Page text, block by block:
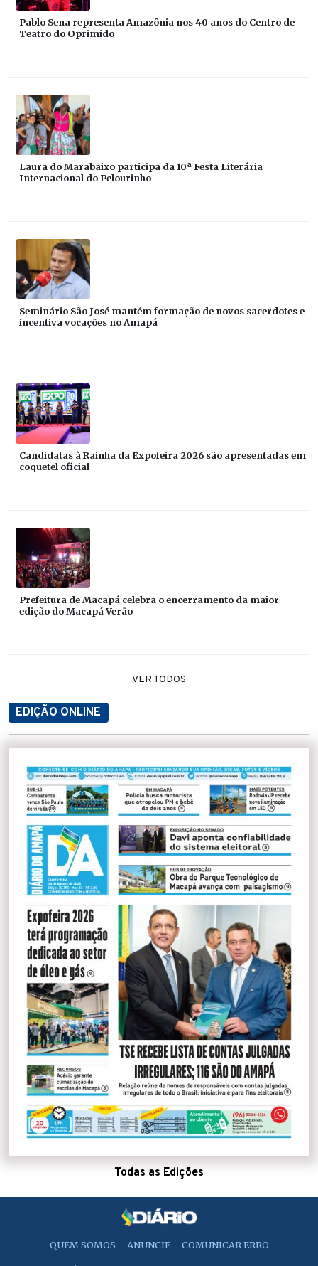
Pablo Sena representa Amazônia nos 40 anos do Centro de
Teatro do Oprimido
Laura do Marabaixo participa da 10ª Festa Literária
Internacional do Pelourinho
Seminário São José mantém formação de novos sacerdotes e
incentiva vocações no Amapá
Candidatas à Rainha da Expofeira 2026 são apresentadas em
coquetel oficial
Prefeitura de Macapá celebra o encerramento da maior
edição do Macapá Verão
VER TODOS
EDIÇÃO ONLINE
Todas as Edições
QUEM SOMOS ANUNCIE COMUNICAR ERRO